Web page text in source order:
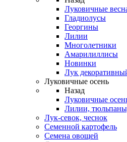
Луковичные
Гладиолусы
Георгины
Лилии
Многолетники
Амарилиллисы
Новинки
Лук
Луковичные осень
Назад
Луковичные
Лилии,
Лук-севок, чеснок
Семенной картофель
Семена овощей